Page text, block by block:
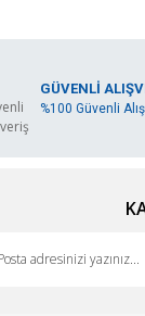
GÜVENLİ
%100 Güvenli